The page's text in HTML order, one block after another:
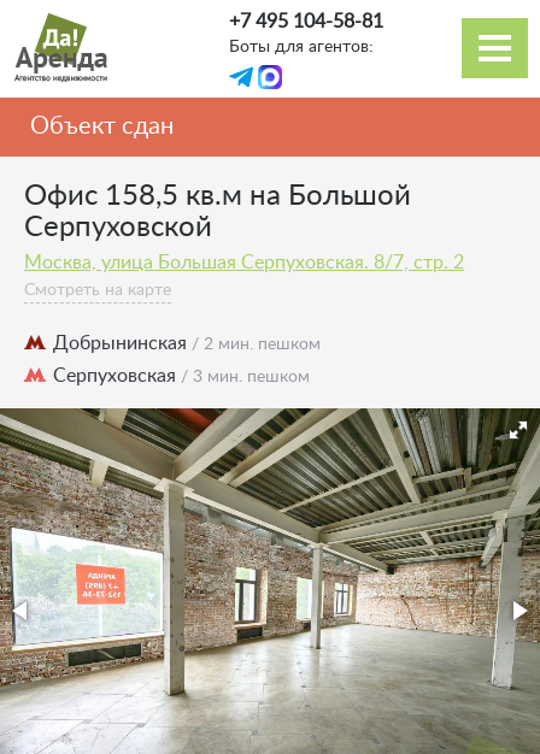
Перейти
основному
содержанию
Основная
навигация
+7 495 104-58-81
Боты для агентов:
Объект сдан
Офис 158,5 кв.м на Большой
Серпуховской
Москва, улица Большая Серпуховская. 8/7, стр. 2
Смотреть на карте
Добрынинская / 2 мин. пешком
Серпуховская / 3 мин. пешком